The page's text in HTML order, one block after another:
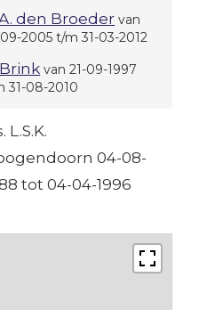
den Broeder van
09-2005 t/m 31-03-2012
Brink van 21-09-1997
31-08-2010
L.S.K.
04-08-
tot 04-04-1996